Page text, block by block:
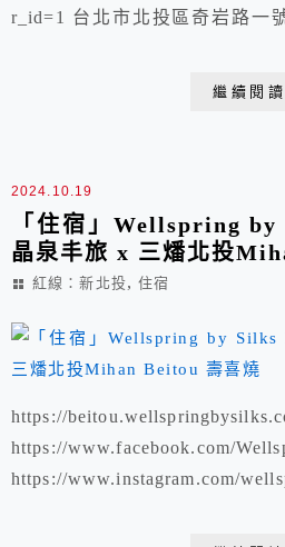
r_id=1 台北市北投區奇岩路一
繼續閱讀
2024.10.19
「住宿」Wellspring
晶泉丰旅 x 三燔北投
紅線：新北投,住宿
https://
https://www.facebook.com/
https://www.instagram.com/